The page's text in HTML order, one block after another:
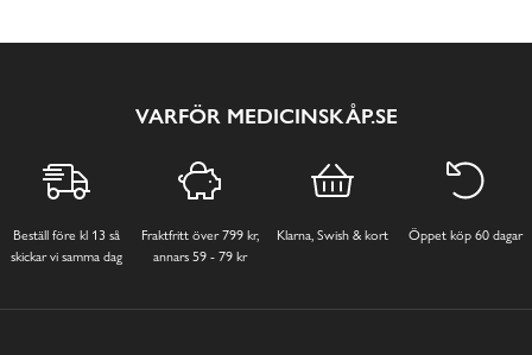
VARFÖR MEDICINSKÅP.SE
Beställ före kl 13 så
skickar vi samma dag
Fraktfritt över 799 kr,
annars 59 - 79 kr
Klarna, Swish & kort Öppet köp 60 dagar